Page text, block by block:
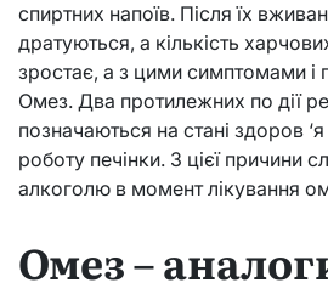
спиртних напоїв. Після їх
дратуються, а кількість
зростає, а з цими симптомами і
Омез. Два протилежних по дії
позначаються на стані здоров
роботу печінки. З цієї причини
алкоголю в момент лікування
Омез –